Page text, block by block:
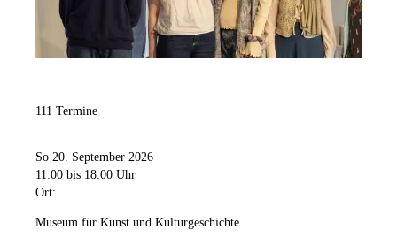
111 Termine
So 20. September 2026
11:00 bis 18:00 Uhr
Ort:
Museum für Kunst und Kulturgeschichte